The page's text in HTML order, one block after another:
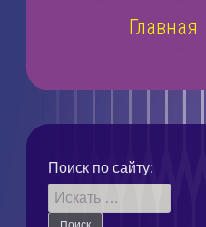
Главная
Поиск по сайту: